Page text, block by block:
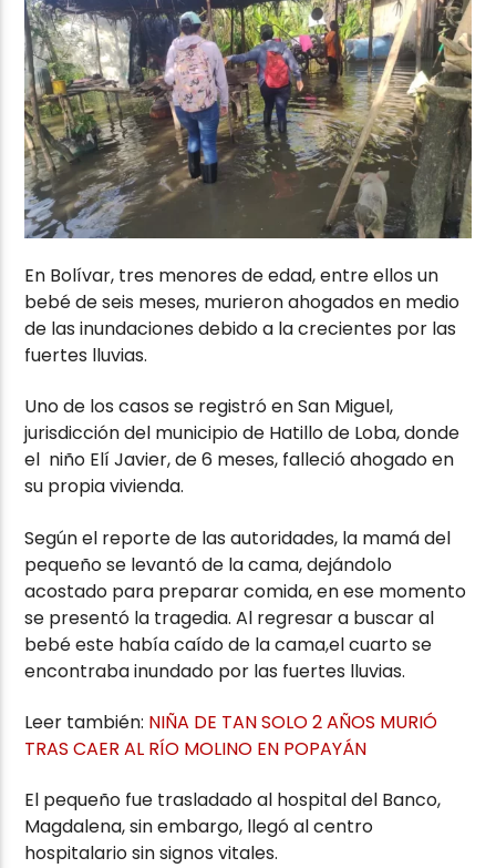
En Bolívar, tres menores de edad, entre ellos un
bebé de seis meses, murieron ahogados en medio
de las inundaciones debido a la crecientes por las
fuertes lluvias.
Uno de los casos se registró en San Miguel,
jurisdicción del municipio de Hatillo de Loba, donde
el niño Elí Javier, de 6 meses, falleció ahogado en
su propia vivienda.
Según el reporte de las autoridades, la mamá del
pequeño se levantó de la cama, dejándolo
acostado para preparar comida, en ese momento
se presentó la tragedia. Al regresar a buscar al
bebé este había caído de la cama,el cuarto se
encontraba inundado por las fuertes lluvias.
Leer también: NIÑA DE TAN SOLO 2 AÑOS MURIÓ
TRAS CAER AL RÍO MOLINO EN POPAYÁN
El pequeño fue trasladado al hospital del Banco,
Magdalena, sin embargo, llegó al centro
hospitalario sin signos vitales.